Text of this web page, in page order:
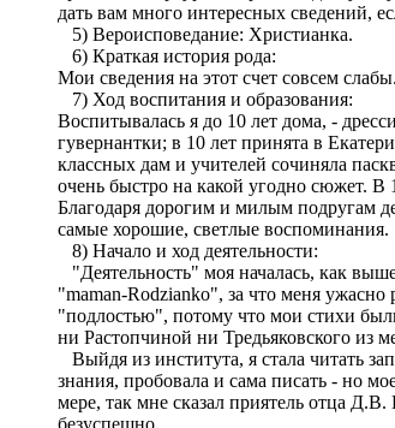
дать вам много интересных сведений,
5) Вероисповедание: Христианка.
6) Краткая история рода:
Мои сведения на этот счет совсем
7) Ход воспитания и образования:
Воспитывалась я до 10 лет дома, -
гувернантки; в 10 лет принята в
классных дам и учителей сочиняла
очень быстро на какой угодно сюжет.
Благодаря дорогим и милым подругам
самые хорошие, светлые воспоминания.
8) Начало и ход деятельности:
"Деятельность" моя началась, как
"maman-Rodzianko", за что меня
"подлостью", потому что мои стихи
ни Растопчиной ни Тредьяковского из
Выйдя из института, я стала читать
знания, пробовала и сама писать - но
мере, так мне сказал приятель отца